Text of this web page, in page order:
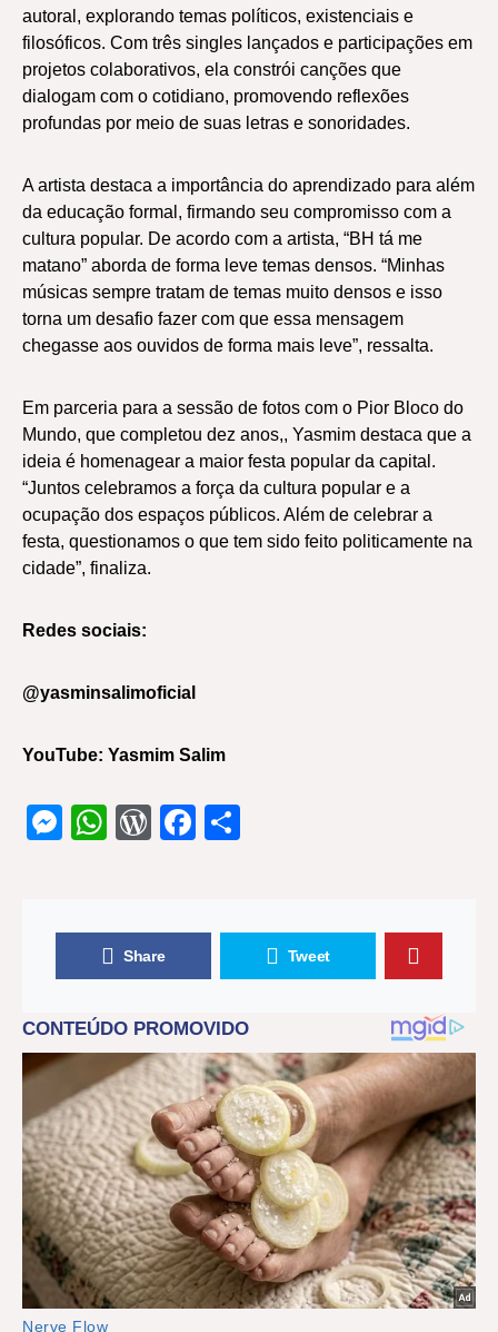
autoral, explorando temas políticos, existenciais e
filosóficos. Com três singles lançados e participações em
projetos colaborativos, ela constrói canções que
dialogam com o cotidiano, promovendo reflexões
profundas por meio de suas letras e sonoridades.
A artista destaca a importância do aprendizado para além
da educação formal, firmando seu compromisso com a
cultura popular. De acordo com a artista, “BH tá me
matano” aborda de forma leve temas densos. “Minhas
músicas sempre tratam de temas muito densos e isso
torna um desafio fazer com que essa mensagem
chegasse aos ouvidos de forma mais leve”, ressalta.
Em parceria para a sessão de fotos com o Pior Bloco do
Mundo, que completou dez anos,, Yasmim destaca que a
ideia é homenagear a maior festa popular da capital.
“Juntos celebramos a força da cultura popular e a
ocupação dos espaços públicos. Além de celebrar a
festa, questionamos o que tem sido feito politicamente na
cidade”, finaliza.
Redes sociais:
@yasminsalimoficial
YouTube: Yasmim Salim
Messenger
WhatsApp
WordPress
Facebook
Share Tweet